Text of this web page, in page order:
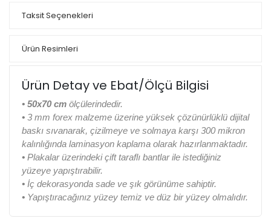
Taksit Seçenekleri
Ürün Resimleri
Ürün Detay ve Ebat/Ölçü Bilgisi
• 50x70 cm ölçülerindedir.
• 3 mm forex malzeme üzerine yüksek çözünürlüklü dijital
baskı sıvanarak, çizilmeye ve solmaya karşı 300 mikron
kalınlığında laminasyon kaplama olarak hazırlanmaktadır.
• Plakalar üzerindeki çift taraflı bantlar ile istediğiniz
yüzeye yapıştırabilir.
• İç dekorasyonda sade ve şık görünüme sahiptir.
• Yapıştıracağınız yüzey temiz ve düz bir yüzey olmalıdır.